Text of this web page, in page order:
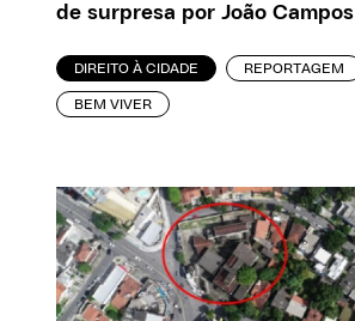
de surpresa por João Campos
DIREITO À CIDADE REPORTAGEM
BEM VIVER